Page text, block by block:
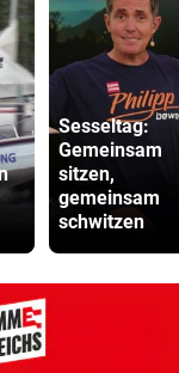
Sesseltag:
Gemeinsam
sitzen,
gemeinsam
schwitzen